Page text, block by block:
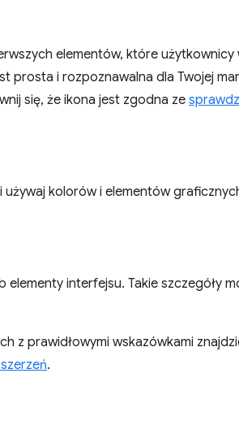
elementów, które
prosta i rozpoznawalna dla Twojej
się, że ikona jest zgodna ze
używaj kolorów i elementów
elementy interfejsu. Takie szczegóły
z prawidłowymi wskazówkami
.